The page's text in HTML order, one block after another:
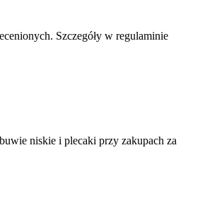
Szczegóły w regulaminie
niskie i plecaki przy zakupach za